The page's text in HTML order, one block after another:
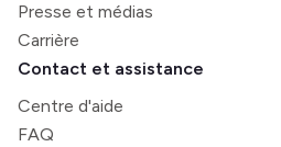
Presse et médias
Carrière
Contact et assistance
Centre d'aide
FAQ